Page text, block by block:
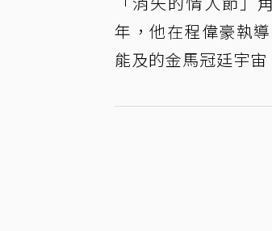
年，他在程偉豪執
能及的金馬冠廷宇宙